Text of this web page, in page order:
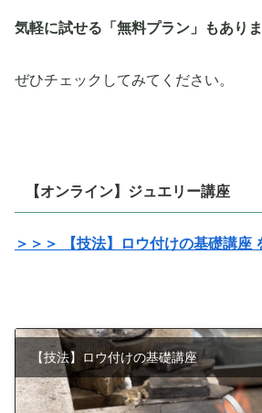
気軽に試せる「無料プラン」もありま
ぜひチェックしてみてください。
【オンライン】ジュエリー講座
＞＞＞ 【技法】ロウ付けの基礎講座
【技法】ロウ付けの基礎講座